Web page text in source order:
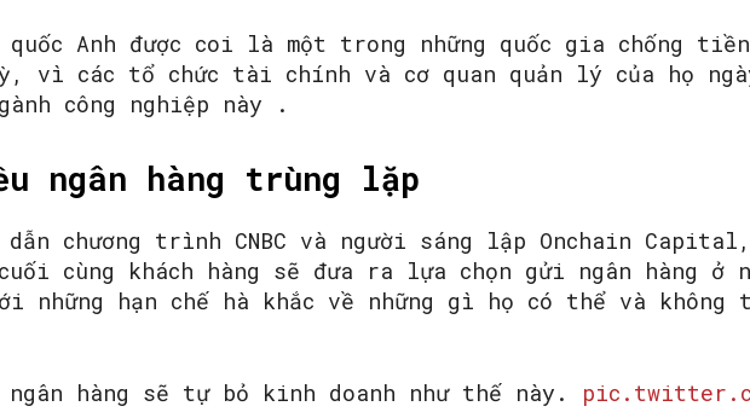
SEARCH...
quốc Anh được coi là một trong những quốc gia chống
vì các tổ chức tài chính và cơ quan quản lý của họ
công nghiệp này .
ngân hàng trùng lặp
dẫn chương trình CNBC và người sáng lập Onchain
cùng khách hàng sẽ đưa ra lựa chọn gửi ngân hàng
những hạn chế hà khắc về những gì họ có thể và
ngân hàng sẽ tự bỏ kinh doanh như thế này.